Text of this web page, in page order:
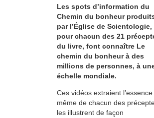
Les spots d’information du
Chemin du bonheur
par l’Église de Scientologie,
pour chacun des 21
du livre, font connaître Le
chemin du bonheur à des
millions de personnes, à
échelle mondiale.
Ces vidéos extraient l’essence
même de chacun des
les illustrent de façon